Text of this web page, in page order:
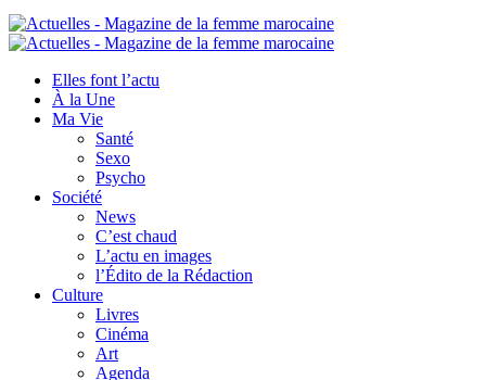
Elles font l’actu
À la Une
Ma Vie
Santé
Sexo
Psycho
Société
News
C’est chaud
L’actu en images
l’Édito de la Rédaction
Culture
Livres
Cinéma
Art
Agenda